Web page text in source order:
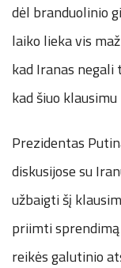
dėl branduolinio
laiko lieka vis
kad Iranas
kad šiuo
Prezidentas
diskusijose su
užbaigti šį
priimti
reikės galutinio